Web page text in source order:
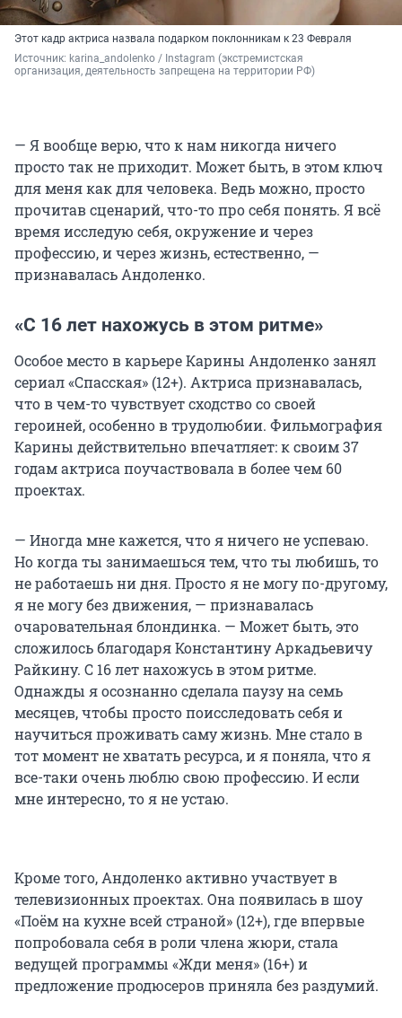
Этот кадр актриса назвала подарком поклонникам к 23 Февраля
Источник: karina_andolenko / Instagram (экстремистская
организация, деятельность запрещена на территории РФ)
— Я вообще верю, что к нам никогда ничего
просто так не приходит. Может быть, в этом ключ
для меня как для человека. Ведь можно, просто
прочитав сценарий, что-то про себя понять. Я всё
время исследую себя, окружение и через
профессию, и через жизнь, естественно, —
признавалась Андоленко.
«С 16 лет нахожусь в этом ритме»
Особое место в карьере Карины Андоленко занял
сериал «Спасская» (12+). Актриса признавалась,
что в чем-то чувствует сходство со своей
героиней, особенно в трудолюбии. Фильмография
Карины действительно впечатляет: к своим 37
годам актриса поучаствовала в более чем 60
проектах.
— Иногда мне кажется, что я ничего не успеваю.
Но когда ты занимаешься тем, что ты любишь, то
не работаешь ни дня. Просто я не могу по-другому,
я не могу без движения, — признавалась
очаровательная блондинка. — Может быть, это
сложилось благодаря Константину Аркадьевичу
Райкину. С 16 лет нахожусь в этом ритме.
Однажды я осознанно сделала паузу на семь
месяцев, чтобы просто поисследовать себя и
научиться проживать саму жизнь. Мне стало в
тот момент не хватать ресурса, и я поняла, что я
все-таки очень люблю свою профессию. И если
мне интересно, то я не устаю.
Кроме того, Андоленко активно участвует в
телевизионных проектах. Она появилась в шоу
«Поём на кухне всей страной» (12+), где впервые
попробовала себя в роли члена жюри, стала
ведущей программы «Жди меня» (16+) и
предложение продюсеров приняла без раздумий.